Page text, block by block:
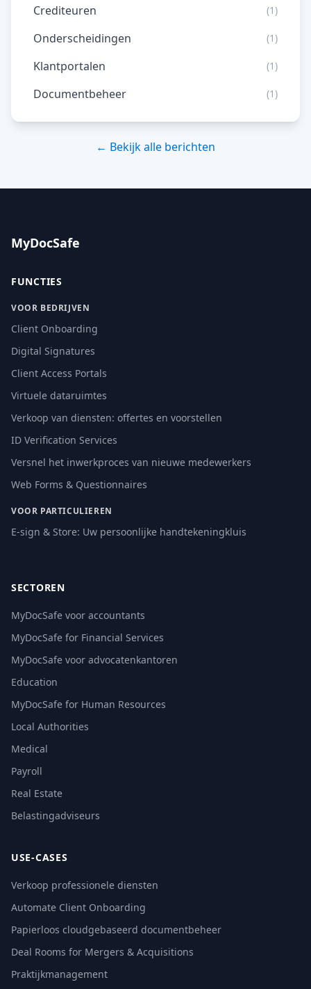
Crediteuren (1)
Onderscheidingen (1)
Klantportalen (1)
Documentbeheer (1)
← Bekijk alle berichten
MyDocSafe
FUNCTIES
VOOR BEDRIJVEN
Client Onboarding
Digital Signatures
Client Access Portals
Virtuele dataruimtes
Verkoop van diensten: offertes en voorstellen
ID Verification Services
Versnel het inwerkproces van nieuwe medewerkers
Web Forms & Questionnaires
VOOR PARTICULIEREN
E-sign & Store: Uw persoonlijke handtekeningkluis
SECTOREN
MyDocSafe voor accountants
MyDocSafe for Financial Services
MyDocSafe voor advocatenkantoren
Education
MyDocSafe for Human Resources
Local Authorities
Medical
Payroll
Real Estate
Belastingadviseurs
USE-CASES
Verkoop professionele diensten
Automate Client Onboarding
Papierloos cloudgebaseerd documentbeheer
Deal Rooms for Mergers & Acquisitions
Praktijkmanagement